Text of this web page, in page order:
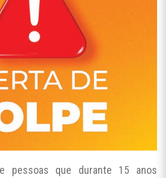
pessoas que durante 15 anos